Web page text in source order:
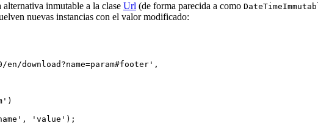
alternativa inmutable a la clase Url (de forma parecida a como
nuevas instancias con el valor modificado: